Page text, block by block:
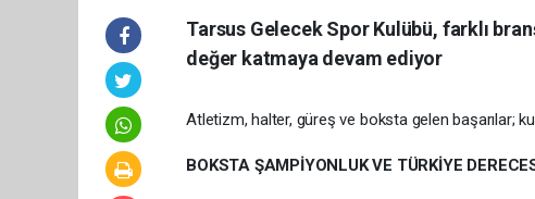
Tarsus Gelecek Spor Kulübü, farklı
değer katmaya devam ediyor
Atletizm, halter, güreş ve boksta gelen başarılar;
BOKSTA ŞAMPİYONLUK VE TÜRKİYE